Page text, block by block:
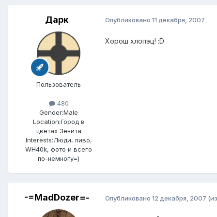
Дарк
Пользователь
480
Gender:Male
Location:Город в
цветах Зенита
Interests:Люди, пиво,
WH40k, фото и всего
по-немногу=)
Опубликовано 11 декабря, 2007
Хорош хлопэц! :D
-=MadDozer=- Опубликовано 12 декабря, 2007